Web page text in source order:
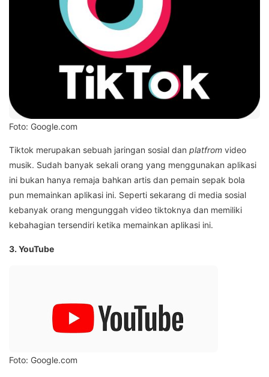
Foto: Google.com
Tiktok merupakan sebuah jaringan sosial dan platfrom video
musik. Sudah banyak sekali orang yang menggunakan aplikasi
ini bukan hanya remaja bahkan artis dan pemain sepak bola
pun memainkan aplikasi ini. Seperti sekarang di media sosial
kebanyak orang mengunggah video tiktoknya dan memiliki
kebahagian tersendiri ketika memainkan aplikasi ini.
3. YouTube
Foto: Google.com